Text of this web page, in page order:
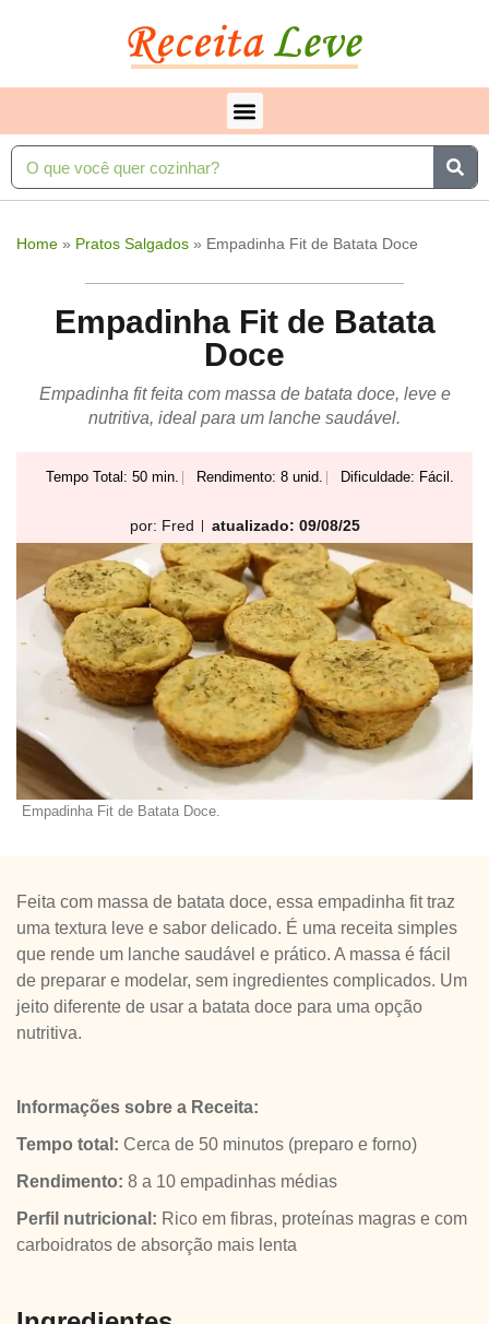
Home » Pratos Salgados » Empadinha Fit de Batata Doce
Empadinha Fit de Batata
Doce
Empadinha fit feita com massa de batata doce, leve e
nutritiva, ideal para um lanche saudável.
Tempo Total: 50 min. Rendimento: 8 unid. Dificuldade: Fácil.
por: Fred atualizado: 09/08/25
Empadinha Fit de Batata Doce.
Feita com massa de batata doce, essa empadinha fit traz
uma textura leve e sabor delicado. É uma receita simples
que rende um lanche saudável e prático. A massa é fácil
de preparar e modelar, sem ingredientes complicados. Um
jeito diferente de usar a batata doce para uma opção
nutritiva.
Informações sobre a Receita:
Tempo total: Cerca de 50 minutos (preparo e forno)
Rendimento: 8 a 10 empadinhas médias
Perfil nutricional: Rico em fibras, proteínas magras e com
carboidratos de absorção mais lenta